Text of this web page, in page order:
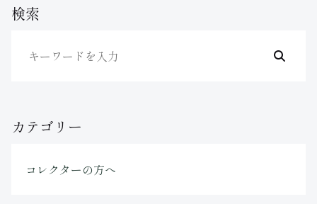
検索
カテゴリー
コレクターの方へ